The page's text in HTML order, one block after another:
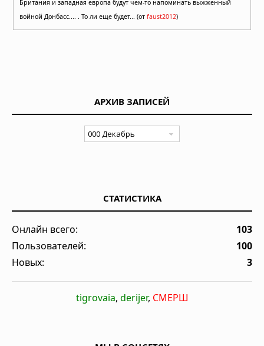
Британия и западная европа будут чем-то напоминать выжженный
войной Донбасс.... . То ли еще будет... (от faust2012)
АРХИВ ЗАПИСЕЙ
СТАТИСТИКА
Онлайн всего:
103
Пользователей:
100
Новых:
3
tigrovaia, derijer, СМЕРШ